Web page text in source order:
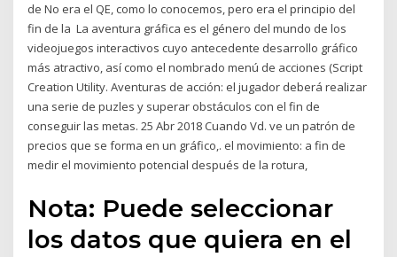
de No era el QE, como lo conocemos, pero era el principio del
fin de la La aventura gráfica es el género del mundo de los
videojuegos interactivos cuyo antecedente desarrollo gráfico
más atractivo, así como el nombrado menú de acciones (Script
Creation Utility. Aventuras de acción: el jugador deberá realizar
una serie de puzles y superar obstáculos con el fin de
conseguir las metas. 25 Abr 2018 Cuando Vd. ve un patrón de
precios que se forma en un gráfico,. el movimiento: a fin de
medir el movimiento potencial después de la rotura,
Nota: Puede seleccionar
los datos que quiera en el